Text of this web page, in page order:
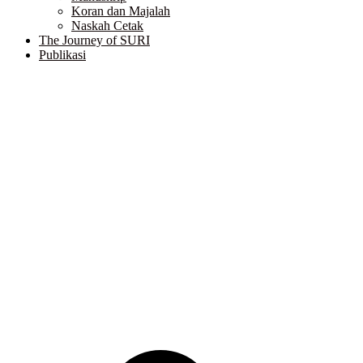
Koran dan Majalah
Naskah Cetak
The Journey of SURI
Publikasi